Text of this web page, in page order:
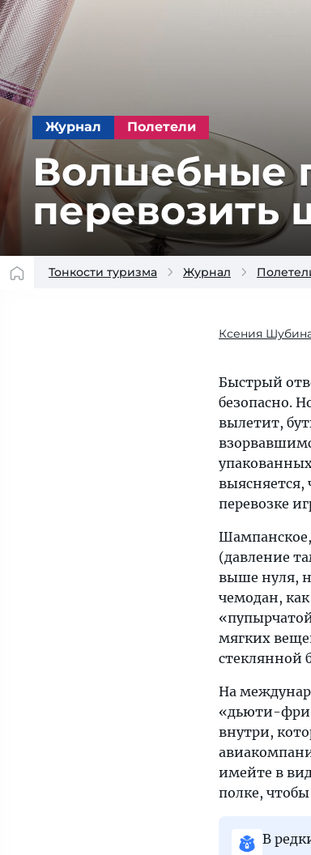
Журнал Полетели
Волшебные
перевозить
Тонкости туризма Журнал
При
игристого
стоит
помнить
несколько
правил
Ксения
Быстрый
безопасно.
вылетит,
выясняется,
перевозке
(давление
выше нуля,
чемодан, как
мягких
стеклянной
На
«дьюти-фри»
внутри,
имейте в
полке,
В